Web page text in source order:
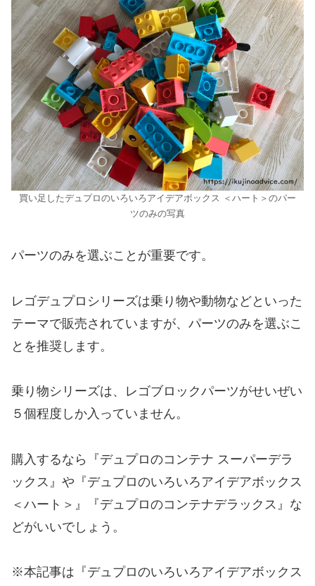
買い足したデュプロのいろいろアイデアボックス ＜ハート＞のパー
ツのみの写真
パーツのみを選ぶことが重要です。
レゴデュプロシリーズは乗り物や動物などといった
テーマで販売されていますが、パーツのみを選ぶこ
とを推奨します。
乗り物シリーズは、レゴブロックパーツがせいぜい
５個程度しか入っていません。
購入するなら『デュプロのコンテナ スーパーデラ
ックス』や『デュプロのいろいろアイデアボックス
＜ハート＞』『デュプロのコンテナデラックス』な
どがいいでしょう。
※本記事は『デュプロのいろいろアイデアボックス